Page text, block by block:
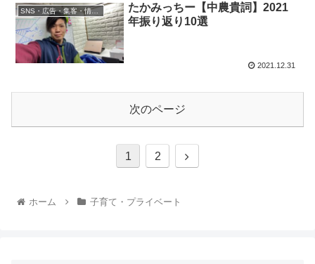
SNS・広告・集客・情報発信
たかみっちー【中農貴詞】2021
年振り返り10選
2021.12.31
次のページ
1 2
ホーム 子育て・プライベート